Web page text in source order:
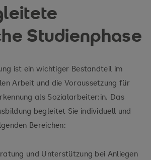
Studienphase
ist ein wichtiger Bestandteil im
Arbeit und die Voraussetzung für
als Sozialarbeiter:in. Das
begleitet Sie individuell und
Bereichen:
und Unterstützung bei Anliegen